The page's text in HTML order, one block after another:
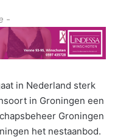
-
in Nederland sterk
in Groningen een
Groningen
het nestaanbod.